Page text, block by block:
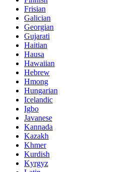
Frisian
Galician
Georgian
Gujarati
Haitian
Hausa
Hawaiian
Hebrew
Hmong
Hungarian
Icelandic
Igbo
Javanese
Kannada
Kazakh
Khmer
Kurdish
Kyrgyz